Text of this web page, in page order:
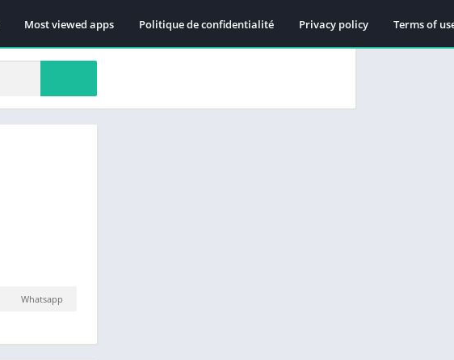
Most viewed apps Politique de confidentialité Privacy policy Terms of
Whatsapp